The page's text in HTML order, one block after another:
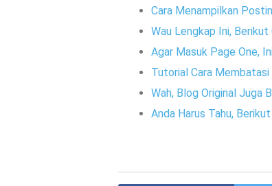
Cara Menampilkan
Wau Lengkap Ini,
Agar Masuk Page One,
Tutorial Cara
Wah, Blog Original Juga
Anda Harus Tahu,